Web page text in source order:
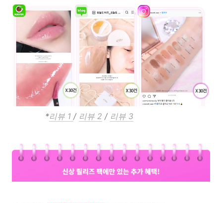
             *
리뷰 1 / 리뷰 2 / 리뷰 3